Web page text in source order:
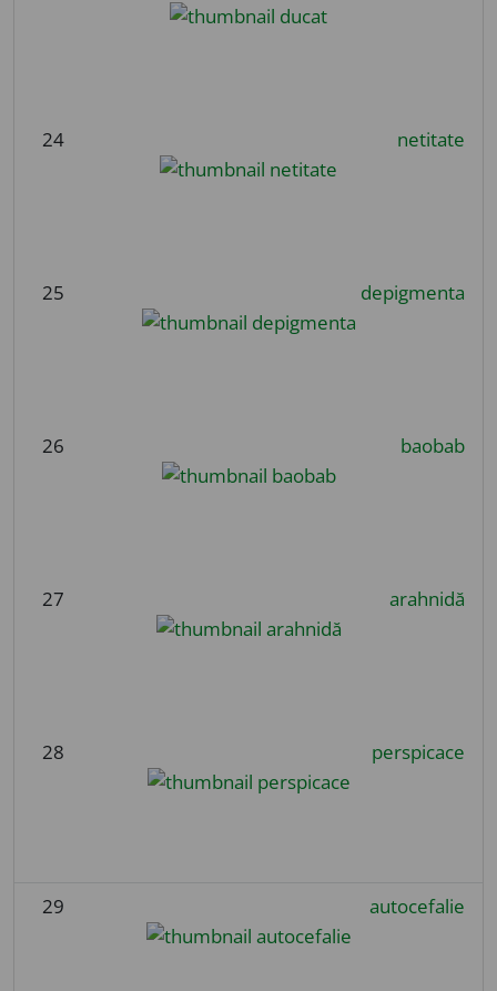
24 netitate
25 depigmenta
26 baobab
27 arahnidă
28 perspicace
29 autocefalie